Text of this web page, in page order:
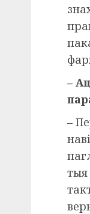
–
–